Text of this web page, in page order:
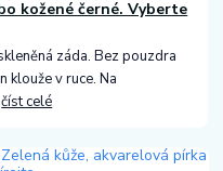
kožené černé. Vyberte
záda. Bez pouzdra
klouže v ruce. Na
číst celé